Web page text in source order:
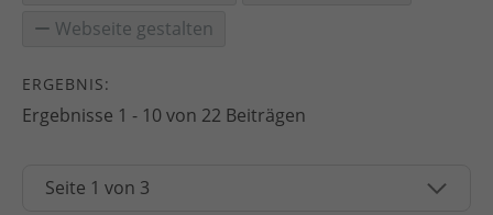
Webseite gestalten
ERGEBNIS:
Ergebnisse 1 - 10 von 22 Beiträgen